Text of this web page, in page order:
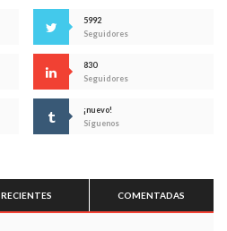
5992
Seguidores
830
Seguidores
¡nuevo!
Síguenos
RECIENTES COMENTADAS